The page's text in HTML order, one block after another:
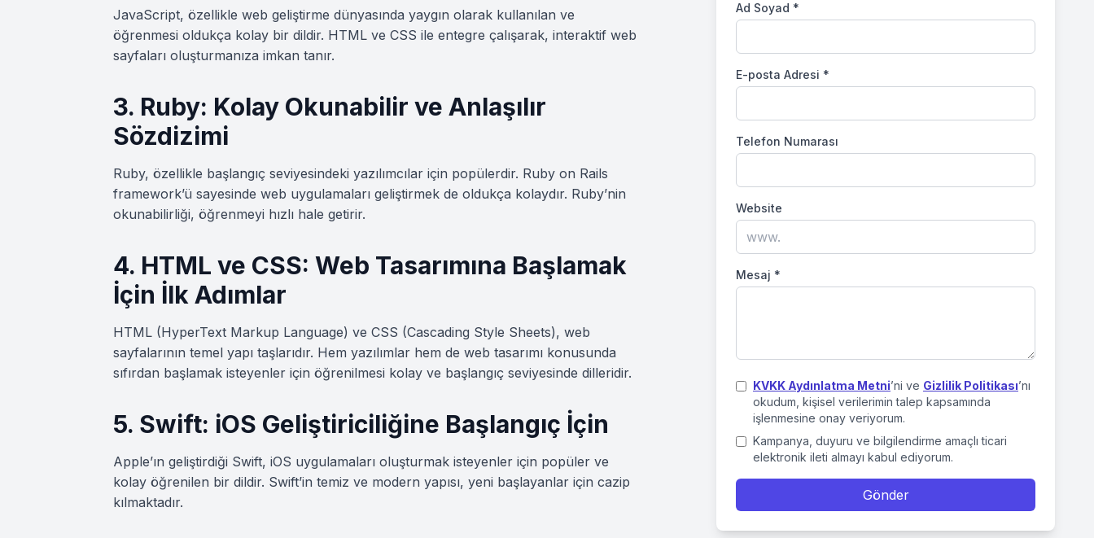
JavaScript, özellikle web geliştirme dünyasında yaygın olarak kullanılan ve
öğrenmesi oldukça kolay bir dildir. HTML ve CSS ile entegre çalışarak, interaktif web
sayfaları oluşturmanıza imkan tanır.
3. Ruby: Kolay Okunabilir ve Anlaşılır
Sözdizimi
Ruby, özellikle başlangıç seviyesindeki yazılımcılar için popülerdir. Ruby on Rails
framework’ü sayesinde web uygulamaları geliştirmek de oldukça kolaydır. Ruby’nin
okunabilirliği, öğrenmeyi hızlı hale getirir.
4. HTML ve CSS: Web Tasarımına Başlamak
İçin İlk Adımlar
HTML (HyperText Markup Language) ve CSS (Cascading Style Sheets), web
sayfalarının temel yapı taşlarıdır. Hem yazılımlar hem de web tasarımı konusunda
sıfırdan başlamak isteyenler için öğrenilmesi kolay ve başlangıç seviyesinde dilleridir.
5. Swift: iOS Geliştiriciliğine Başlangıç İçin
Apple’ın geliştirdiği Swift, iOS uygulamaları oluşturmak isteyenler için popüler ve
kolay öğrenilen bir dildir. Swift’in temiz ve modern yapısı, yeni başlayanlar için cazip
kılmaktadır.
Ad Soyad *
E-posta Adresi *
Telefon Numarası
Website
Mesaj *
KVKK Aydınlatma Metni’ni ve Gizlilik Politikası’nı
okudum, kişisel verilerimin talep kapsamında
işlenmesine onay veriyorum.
Kampanya, duyuru ve bilgilendirme amaçlı ticari
elektronik ileti almayı kabul ediyorum.
Gönder